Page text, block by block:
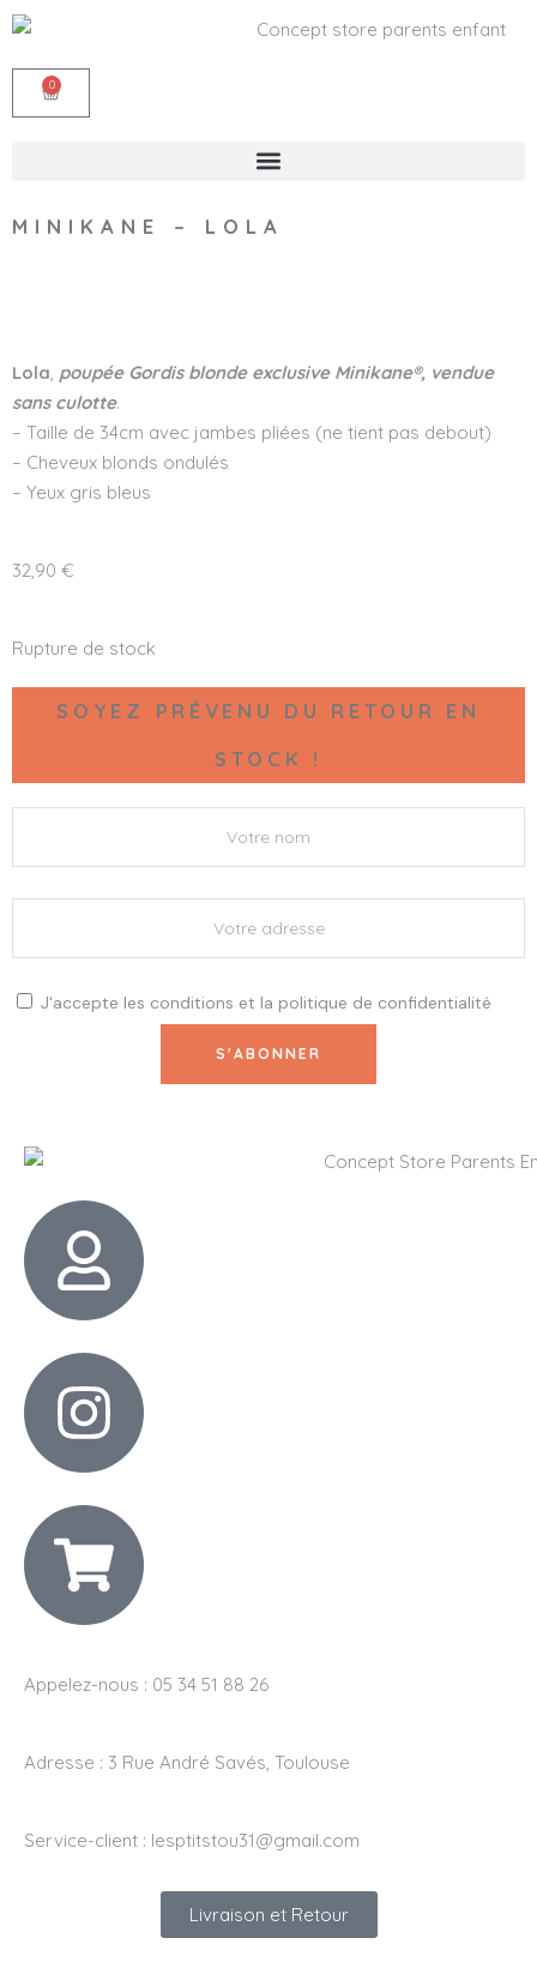
0
MINIKANE – LOLA
Lola, poupée Gordis blonde exclusive Minikane®, vendue
sans culotte.
– Taille de 34cm avec jambes pliées (ne tient pas debout)
– Cheveux blonds ondulés
– Yeux gris bleus
32,90 €
Rupture de stock
SOYEZ PRÉVENU DU RETOUR EN
STOCK !
J'accepte les conditions et la politique de confidentialité
Appelez-nous : 05 34 51 88 26
Adresse : 3 Rue André Savés, Toulouse
Service-client : lesptitstou31@gmail.com
Livraison et Retour